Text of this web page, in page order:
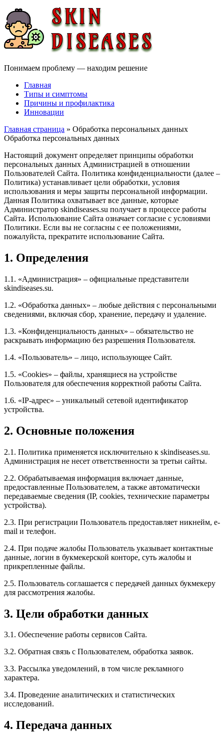
Понимаем проблему — находим решение
Главная
Типы и симптомы
Причины и профилактика
Инновации
Главная страница » Обработка персональных данных
Обработка персональных данных
Настоящий документ определяет принципы обработки
персональных данных Администрацией в отношении
Пользователей Сайта. Политика конфиденциальности (далее –
Политика) устанавливает цели обработки, условия
использования и меры защиты персональной информации.
Данная Политика охватывает все данные, которые
Администратор skindiseases.su получает в процессе работы
Сайта. Использование Сайта означает согласие с условиями
Политики. Если вы не согласны с ее положениями,
пожалуйста, прекратите использование Сайта.
1. Определения
1.1. «Администрация» – официальные представители
skindiseases.su.
1.2. «Обработка данных» – любые действия с персональными
сведениями, включая сбор, хранение, передачу и удаление.
1.3. «Конфиденциальность данных» – обязательство не
раскрывать информацию без разрешения Пользователя.
1.4. «Пользователь» – лицо, использующее Сайт.
1.5. «Cookies» – файлы, хранящиеся на устройстве
Пользователя для обеспечения корректной работы Сайта.
1.6. «IP-адрес» – уникальный сетевой идентификатор
устройства.
2. Основные положения
2.1. Политика применяется исключительно к skindiseases.su.
Администрация не несет ответственности за третьи сайты.
2.2. Обрабатываемая информация включает данные,
предоставленные Пользователем, а также автоматически
передаваемые сведения (IP, cookies, технические параметры
устройства).
2.3. При регистрации Пользователь предоставляет никнейм, e-
mail и телефон.
2.4. При подаче жалобы Пользователь указывает контактные
данные, логин в букмекерской конторе, суть жалобы и
прикрепленные файлы.
2.5. Пользователь соглашается с передачей данных букмекеру
для рассмотрения жалобы.
3. Цели обработки данных
3.1. Обеспечение работы сервисов Сайта.
3.2. Обратная связь с Пользователем, обработка заявок.
3.3. Рассылка уведомлений, в том числе рекламного
характера.
3.4. Проведение аналитических и статистических
исследований.
4. Передача данных